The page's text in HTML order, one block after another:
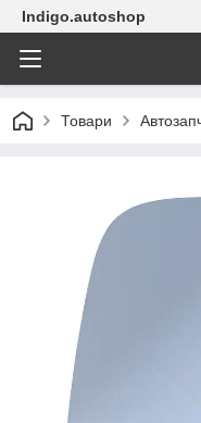
Indigo.autoshop
Товари